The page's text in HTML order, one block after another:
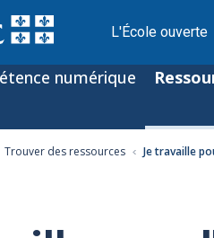
L'École ouverte
numérique
Trouver des ressources Je travaille